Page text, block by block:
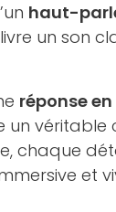
haut-
un son
réponse
véritable
chaque
et